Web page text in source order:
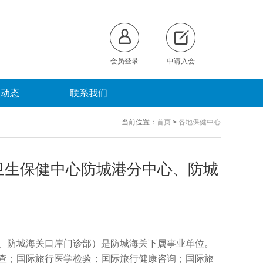
会员登录 申请入会
态 联系我们
当前位置： 首页 > 各地保健中心
保健中心防城港分中心、防城
城海关口岸门诊部）是防城海关下属事业单位。
；国际旅行医学检验；国际旅行健康咨询；国际旅